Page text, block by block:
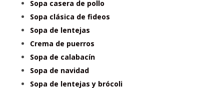
Sopa casera de pollo
Sopa clásica de fideos
Sopa de lentejas
Crema de puerros
Sopa de calabacín
Sopa de navidad
Sopa de lentejas y brócoli